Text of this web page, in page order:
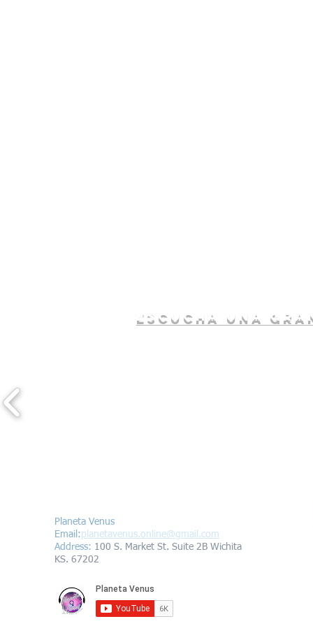
escucha una
Planeta Venus
Email:planetavenus.online@gmail.com
Address: 100 S. Market St. Suite 2B Wichita
KS. 67202